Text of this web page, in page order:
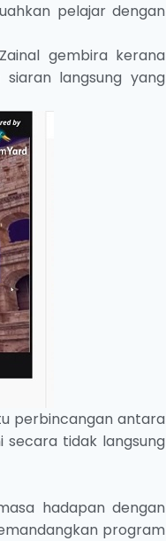
pelajar dengan
gembira kerana
langsung yang
perbincangan antara
secara tidak langsung
hadapan dengan
program